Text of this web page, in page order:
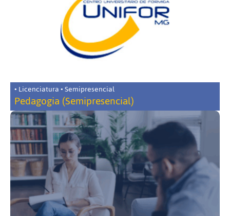
• Licenciatura • Semipresencial
Pedagogia (Semipresencial)